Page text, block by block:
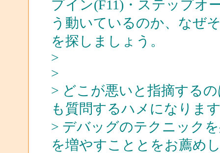
プイン(F11)・ステップオ
う動いているのか、なぜ
を探しましょう。
>
>
> どこが悪いと指摘する
も質問するハメになりま
> デバッグのテクニック
を増やすこととをお薦め